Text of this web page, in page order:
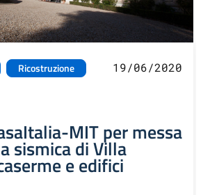
Ricostruzione
19/06/2020
MIT per messa
sismica di Villa
e edifici